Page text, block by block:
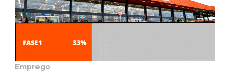
Emprego